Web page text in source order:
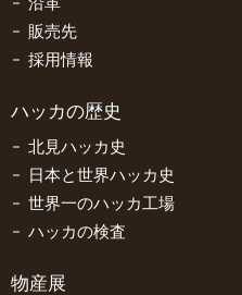
販売先
採用情報
ハッカの歴史
北見ハッカ史
日本と世界ハッカ史
世界一のハッカ工場
ハッカの検査
物産展